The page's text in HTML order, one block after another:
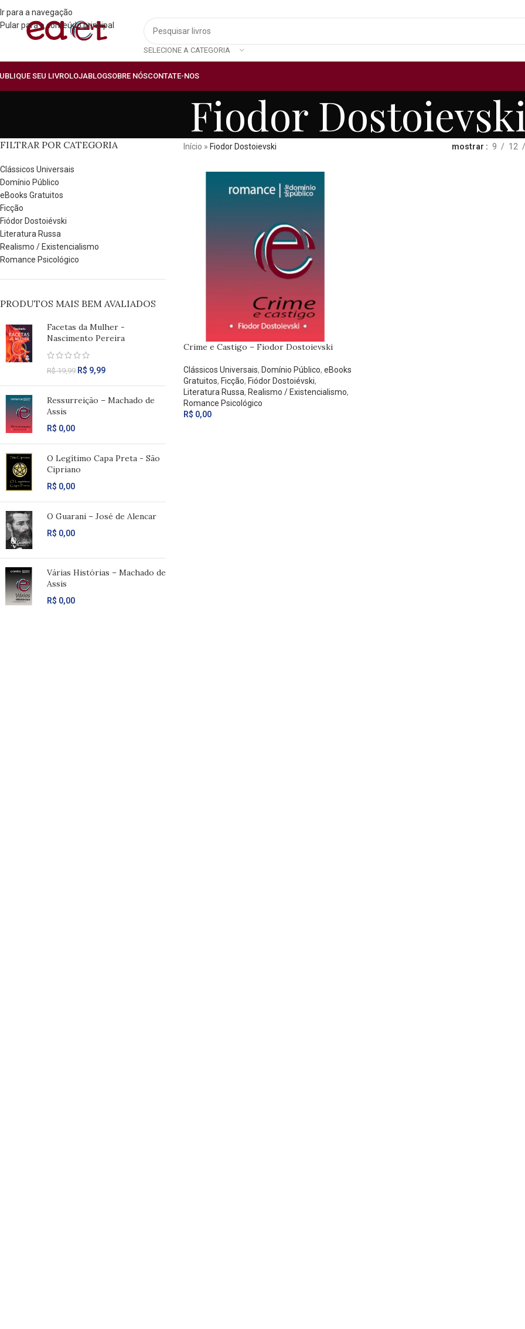
Ir para a navegação
Pular para o conteúdo principal
SELECIONE A CATEGORIA
SEU LIVROLOJABLOGSOBRE NÓSCONTATE-NOS
Fiodor Dostoievski
FILTRAR POR CATEGORIA
Clássicos Universais
Domínio Público
eBooks Gratuitos
Ficção
Fiódor Dostoiévski
Literatura Russa
Realismo / Existencialismo
Romance Psicológico
PRODUTOS MAIS BEM AVALIADOS
Facetas da Mulher -
Nascimento Pereira
R$19,99 R$ 9,99
Ressurreição – Machado de
Assis
R$ 0,00
O Legítimo Capa Preta - São
Cipriano
R$ 0,00
O Guarani – José de Alencar
R$ 0,00
Várias Histórias – Machado de
Assis
R$ 0,00
Início » Fiodor Dostoievski mostrar 9 12
Crime e Castigo – Fiodor Dostoievski
Clássicos Universais, Domínio Público, eBooks
Gratuitos, Ficção, Fiódor Dostoiévski,
Literatura Russa, Realismo / Existencialismo,
Romance Psicológico
R$ 0,00